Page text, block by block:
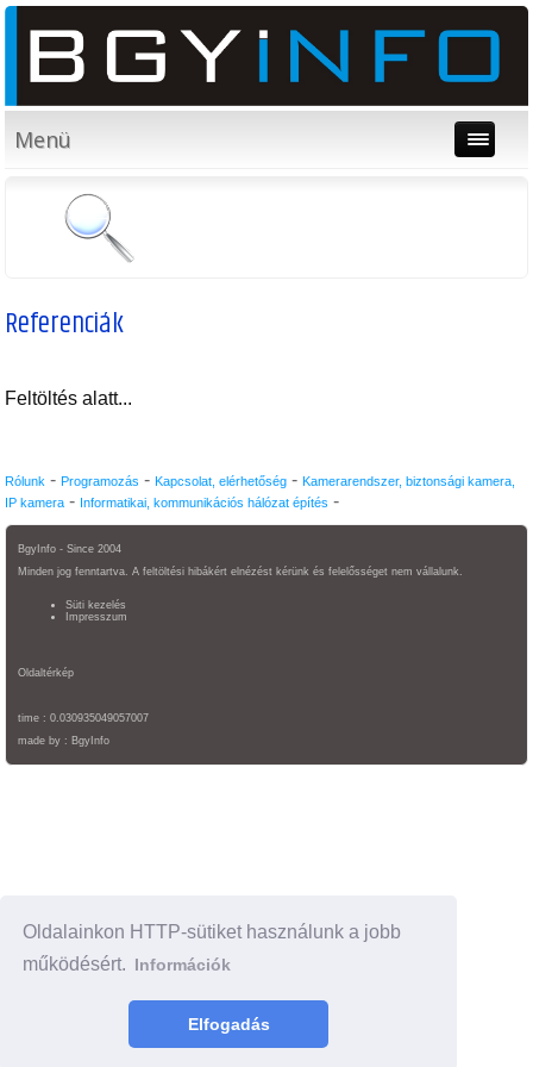
Oldalainkon HTTP-sütiket használunk a jobb
működésért. Információk
Elfogadás
Menü
Referenciák
Feltöltés alatt...
Rólunk -Programozás -Kapcsolat, elérhetőség -Kamerarendszer, biztonsági kamera,
IP kamera - Informatikai, kommunikációs hálózat építés -
BgyInfo - Since 2004
Minden jog fenntartva. A feltöltési hibákért elnézést kérünk és felelősséget nem vállalunk.
Süti kezelés
Impresszum
Oldaltérkép
time : 0.030935049057007
made by : BgyInfo